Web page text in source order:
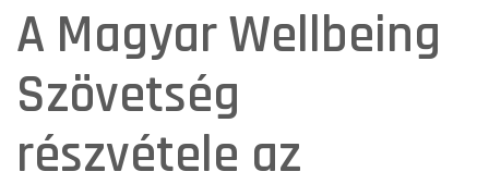
A Magyar Wellbeing
Szövetség
részvétele az